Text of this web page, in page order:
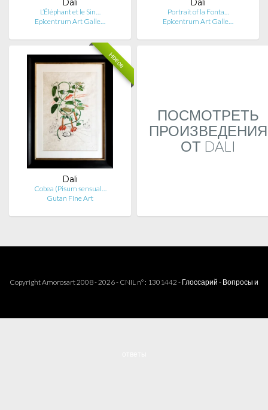
Dali
L’Éléphant et le Sin…
Epicentrum Art Galle…
Dali
Portrait of la Fonta…
Epicentrum Art Galle…
Новое
Dali
Cobea (Pisum sensual…
Gutan Fine Art
ПОСМОТРЕТЬ
ПРОИЗВЕДЕНИЯ
ОТ DALI
Copyright Amorosart 2008 - 2026 - CNIL n° : 1301442 - Глоссарий - Вопросы и